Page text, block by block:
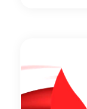
Скопје”
(три)
понудувач.